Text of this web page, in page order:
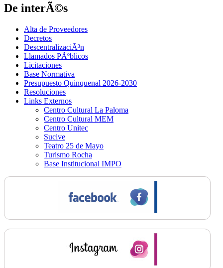
De interÃ©s
Alta de Proveedores
Decretos
DescentralizaciÃ³n
Llamados PÃºblicos
Licitaciones
Base Normativa
Presupuesto Quinquenal 2026-2030
Resoluciones
Links Externos
Centro Cultural La Paloma
Centro Cultural MEM
Centro Unitec
Sucive
Teatro 25 de Mayo
Turismo Rocha
Base Institucional IMPO